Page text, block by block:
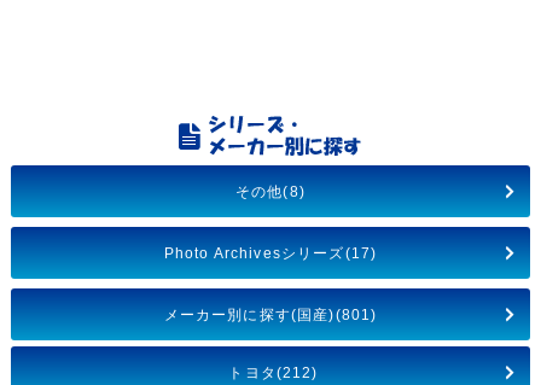
その他(8)
Photo Archivesシリーズ(17)
メーカー別に探す(国産)(801)
トヨタ(212)